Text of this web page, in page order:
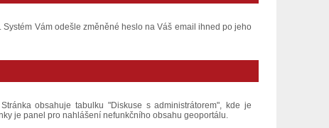
Vám odešle změněné heslo na Váš email ihned po jeho
obsahuje tabulku "Diskuse s administrátorem", kde je
je panel pro nahlášení nefunkčního obsahu geoportálu.